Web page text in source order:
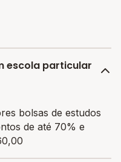
escola particular
bolsas de estudos
de até 70% e